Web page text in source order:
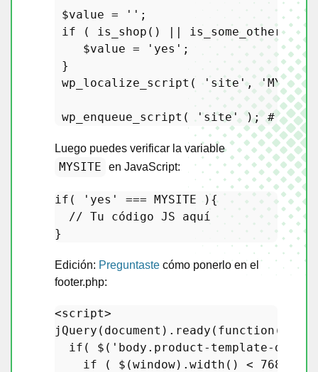
$value = '' ;
if ( is_shop () ||
$value = 'yes' ;
}
wp_localize_script ( 'site', 'MYSITE'
wp_enqueue_script ( 'site' ); # Sin
Luego puedes verificar la variable
MYSITE en JavaScript:
if ( 'yes'
=== MYSITE ){
// Tu código JS aquí
Edición: Preguntaste cómo ponerlo en el
footer.php:
jQuery (document). ready (function($){
if ( $( 'body.product-template-
if ( $(window). width () < 768